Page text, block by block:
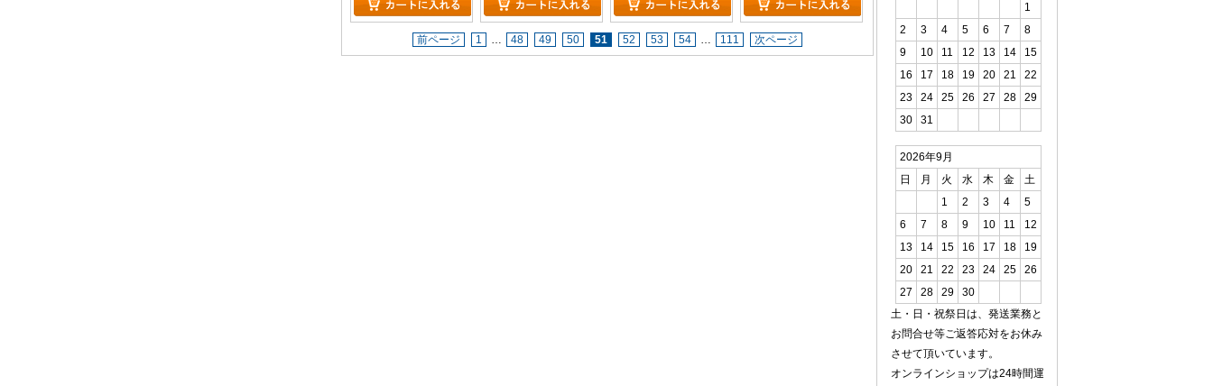
前ページ 1 … 48 49 50 51 52 53 54 … 111 次ページ
1
2
3 4 5 6 7
8
9
10 11 12 13 14
15
16
17 18 19 20 21
22
23
24 25 26 27 28
29
30
31
2026年9月
日
月 火 水 木 金
土
1
2 3 4
5
6
7 8 9 10 11
12
13
14 15 16 17 18
19
20
21 22 23 24 25
26
27
28 29
30
土・日・祝祭日は、発送業務と
お問合せ等ご返答応対をお休み
させて頂いています。
オンラインショップは24時間運